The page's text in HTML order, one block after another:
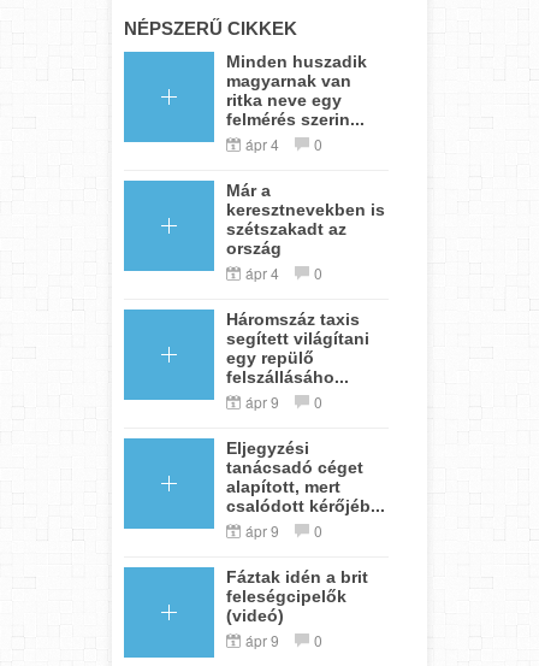
NÉPSZERŰ CIKKEK
Minden huszadik
magyarnak van
ritka neve egy
felmérés szerin...
ápr 4 0
Már a
keresztnevekben is
szétszakadt az
ország
ápr 4 0
Háromszáz taxis
segített világítani
egy repülő
felszállásáho...
ápr 9 0
Eljegyzési
tanácsadó céget
alapított, mert
csalódott kérőjéb...
ápr 9 0
Fáztak idén a brit
feleségcipelők
(videó)
ápr 9 0